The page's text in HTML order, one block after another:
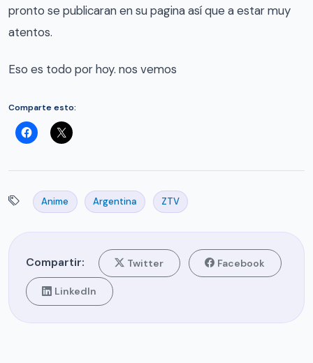
pronto se publicaran en su pagina así que a estar muy
atentos.
Eso es todo por hoy. nos vemos
Comparte esto:
Anime Argentina ZTV
Compartir: Twitter Facebook
LinkedIn